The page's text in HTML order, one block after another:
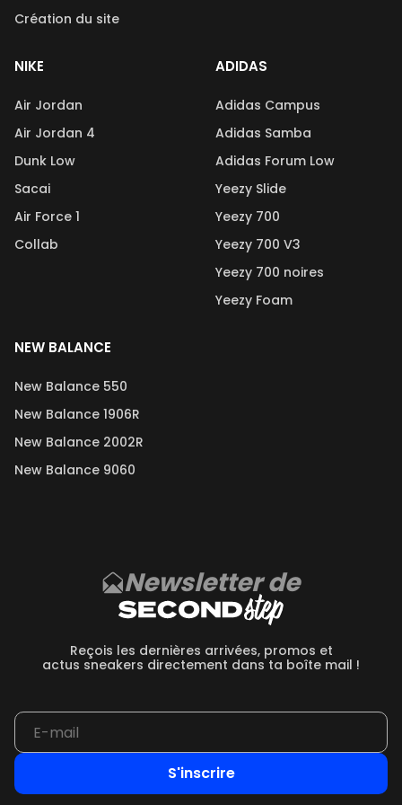
Création du site
NIKE
Air Jordan
Air Jordan 4
Dunk Low
Sacai
Air Force 1
Collab
ADIDAS
Adidas Campus
Adidas Samba
Adidas Forum Low
Yeezy Slide
Yeezy 700
Yeezy 700 V3
Yeezy 700 noires
Yeezy Foam
NEW BALANCE
New Balance 550
New Balance 1906R
New Balance 2002R
New Balance 9060
Newsletter de
Reçois les dernières arrivées, promos et
actus sneakers directement dans ta boîte mail !
S'inscrire